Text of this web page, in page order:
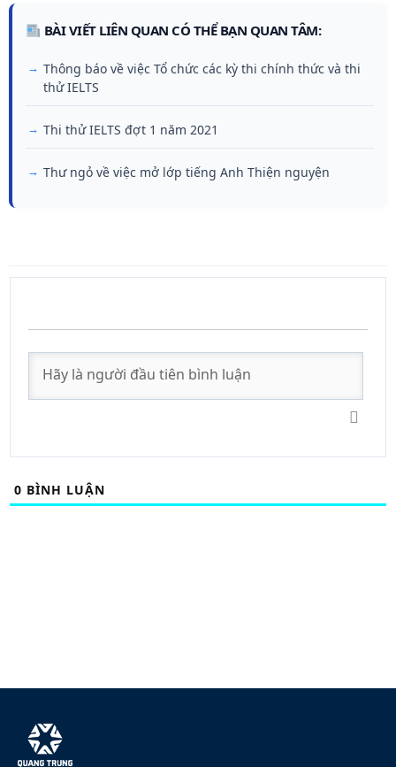
BÀI VIẾT LIÊN QUAN CÓ THỂ BẠN QUAN TÂM:
Thông báo về việc Tổ chức các kỳ thi chính thức và thi
thử IELTS
Thi thử IELTS đợt 1 năm 2021
Thư ngỏ về việc mở lớp tiếng Anh Thiện nguyện
0 BÌNH LUẬN